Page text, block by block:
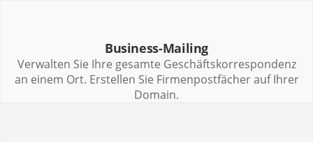
Business-Mailing
Verwalten Sie Ihre gesamte Geschäftskorrespondenz
an einem Ort. Erstellen Sie Firmenpostfächer auf Ihrer
Domain.